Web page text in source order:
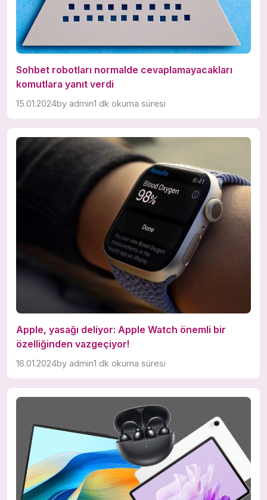
Sohbet robotları normalde cevaplamayacakları
komutlara yanıt verdi
15.01.2024by admin1 dk okuma süresi
Apple, yasağı deliyor: Apple Watch önemli bir
özelliğinden vazgeçiyor!
16.01.2024by admin1 dk okuma süresi